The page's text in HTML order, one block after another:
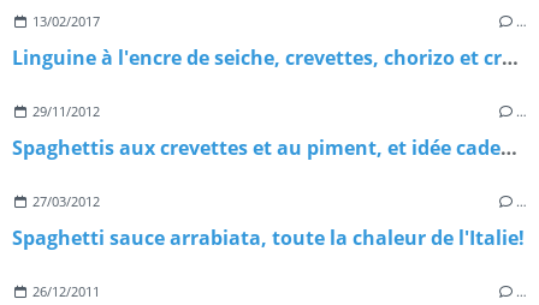
13/02/2017 …
Linguine à l'encre de seiche, crevettes, chorizo et crème de parmesan, pour réveiller la St Valentin!
29/11/2012 …
Spaghettis aux crevettes et au piment, et idée cadeau de Noël #2 avec Nigella!
27/03/2012 …
Spaghetti sauce arrabiata, toute la chaleur de l'Italie!
26/12/2011 …